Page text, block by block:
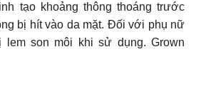
tạo khoảng thông thoáng trước
bị hít vào da mặt. Đối với phụ nữ
lem son môi khi sử dụng. Grown